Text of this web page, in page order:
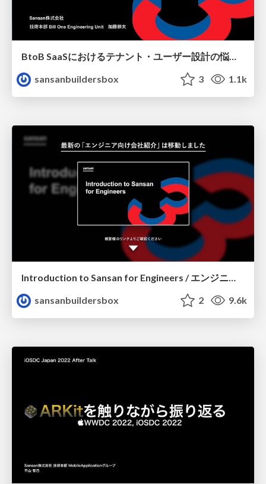
BtoB SaaSにおけるテナント・ユーザー設計の悩みどころ
sansanbuildersbox
3 1.1k
Introduction to Sansan for Engineers / エンジニア向け会社紹介
sansanbuildersbox
2 9.6k